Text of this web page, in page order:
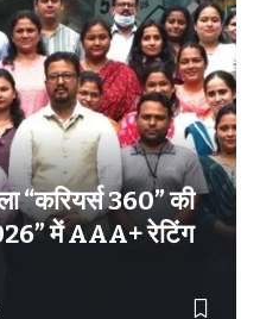
“करियर्स 360” की
में AAA+ रेटिंग